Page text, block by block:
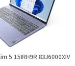
5 15IRH9R 83J6000XIV